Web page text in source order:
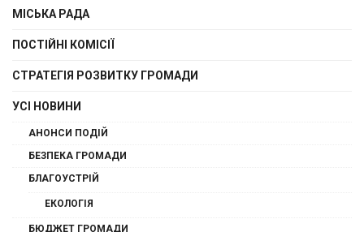
МІСЬКА РАДА
ПОСТІЙНІ КОМІСІЇ
СТРАТЕГІЯ РОЗВИТКУ ГРОМАДИ
УСІ НОВИНИ
АНОНСИ ПОДІЙ
БЕЗПЕКА ГРОМАДИ
БЛАГОУСТРІЙ
ЕКОЛОГІЯ
БЮДЖЕТ ГРОМАДИ